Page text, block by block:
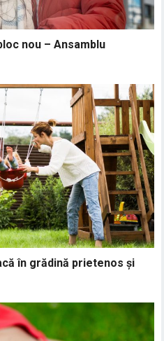
nou – Ansamblu
în grădină prietenos și